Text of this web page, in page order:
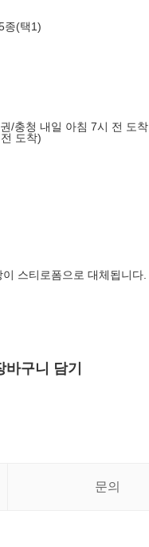
종(택1)
/충청 내일 아침 7시 전 도착
도착)
스티로폼으로 대체됩니다.
바구니 담기
문의